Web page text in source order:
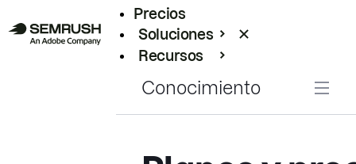
Precios
Soluciones
Recursos
Conocimiento